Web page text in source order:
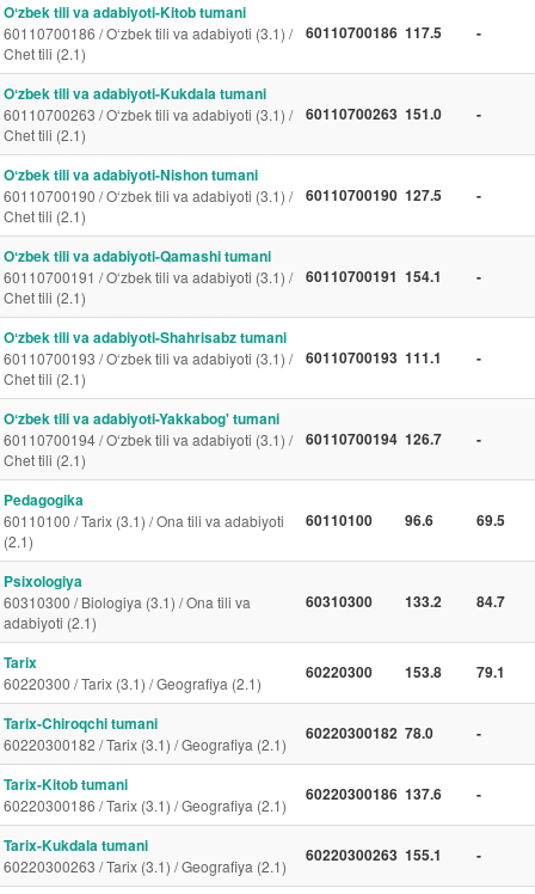
Oʻzbek tili va adabiyoti-Kitob tumani
60110700186 / O‘zbek tili va adabiyoti (3.1) /
Chet tili (2.1)
60110700186 117.5 -
Oʻzbek tili va adabiyoti-Kukdala tumani
60110700263 / O‘zbek tili va adabiyoti (3.1) /
Chet tili (2.1)
60110700263 151.0 -
Oʻzbek tili va adabiyoti-Nishon tumani
60110700190 / O‘zbek tili va adabiyoti (3.1) /
Chet tili (2.1)
60110700190 127.5 -
Oʻzbek tili va adabiyoti-Qamashi tumani
60110700191 / O‘zbek tili va adabiyoti (3.1) /
Chet tili (2.1)
60110700191 154.1 -
Oʻzbek tili va adabiyoti-Shahrisabz tumani
60110700193 / O‘zbek tili va adabiyoti (3.1) /
Chet tili (2.1)
60110700193 111.1 -
Oʻzbek tili va adabiyoti-Yakkabog' tumani
60110700194 / O‘zbek tili va adabiyoti (3.1) /
Chet tili (2.1)
60110700194 126.7 -
Pedagogika
60110100 / Tarix (3.1) / Ona tili va adabiyoti
(2.1)
60110100 96.6 69.5
Psixologiya
60310300 / Biologiya (3.1) / Ona tili va
adabiyoti (2.1)
60310300 133.2 84.7
Tarix
60220300 / Tarix (3.1) / Geografiya (2.1)
60220300 153.8 79.1
Tarix-Chiroqchi tumani
60220300182 / Tarix (3.1) / Geografiya (2.1)
60220300182 78.0 -
Tarix-Kitob tumani
60220300186 / Tarix (3.1) / Geografiya (2.1)
60220300186 137.6 -
Tarix-Kukdala tumani
60220300263 / Tarix (3.1) / Geografiya (2.1)
60220300263 155.1 -